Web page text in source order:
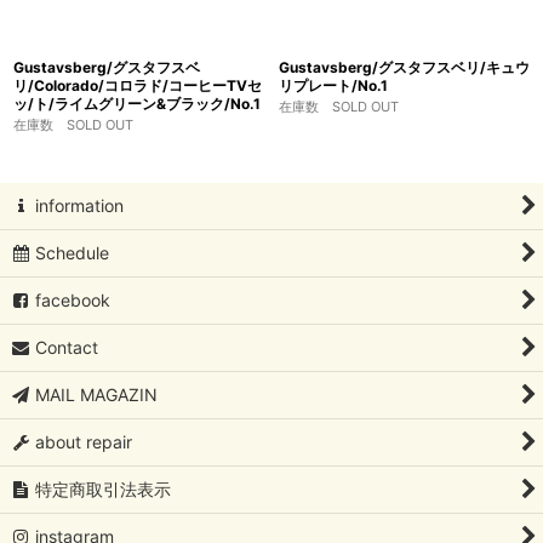
Gustavsberg/グスタフスベ
リ/Colorado/コロラド/コーヒーTVセ
ッ/ト/ライムグリーン&ブラック/No.1
在庫数 SOLD OUT
Gustavsberg/グスタフスベリ/キュウ
リプレート/No.1
在庫数 SOLD OUT
information
Schedule
facebook
Contact
MAIL MAGAZIN
about repair
特定商取引法表示
instagram